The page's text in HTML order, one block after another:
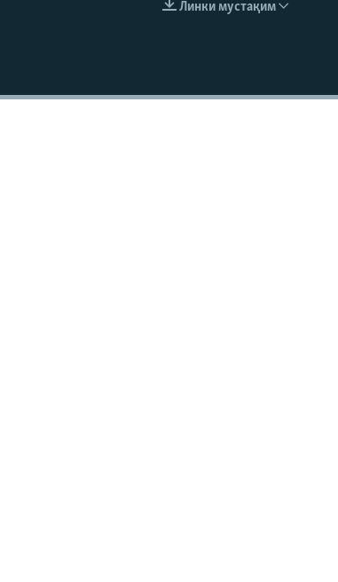
EMBED
Линки мустақим